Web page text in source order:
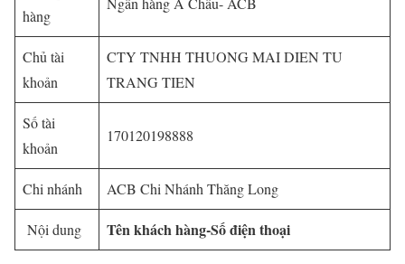
hàng
Chủ tài
khoản
CTY TNHH THUONG MAI DIEN TU
TRANG TIEN
Số tài
khoản
170120198888
Chi nhánh ACB Chi Nhánh Thăng Long
Nội dung Tên khách hàng-Số điện thoại